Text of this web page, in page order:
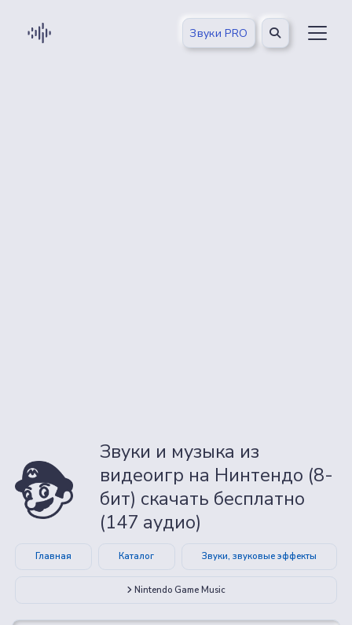
Звуки PRO
Звуки и музыка из
видеоигр на Нинтендо (8-
бит) скачать бесплатно
(147 аудио)
Главная Каталог Звуки, звуковые эффекты
Nintendo Game Music